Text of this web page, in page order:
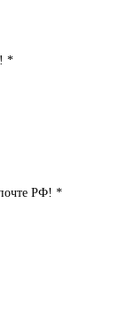
*
РФ! *